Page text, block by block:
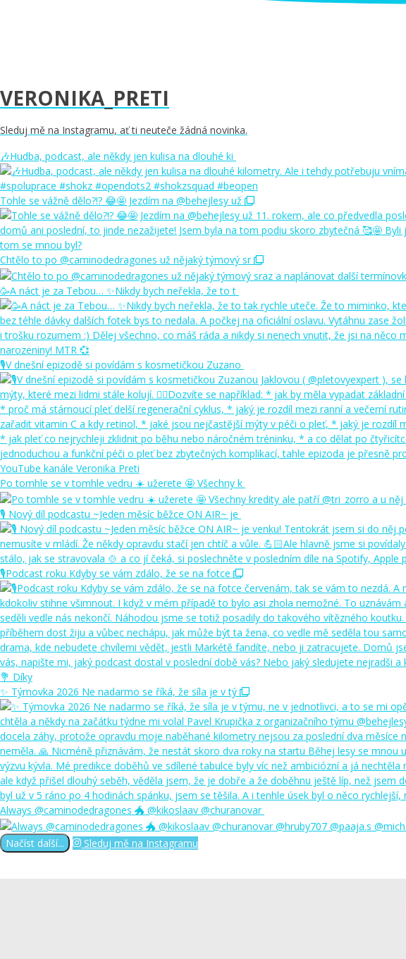
VERONIKA_PRETI
Sleduj mě na Instagramu, ať ti neuteče žádná novinka.
🎶Hudba, podcast, ale někdy jen kulisa na dlouhé ki
Tohle se vážně dělo?!? 😂🤩 Jezdím na @behejlesy už
Chtělo to po @caminodedragones už nějaký týmový sr
🥳A náct je za Tebou… ✨Nikdy bych neřekla, že to t
🎙️V dnešní epizodě si povídám s kosmetičkou Zuzano
Po tomhle se v tomhle vedru ☀️ užerete 🤩 Všechny k
🎙️ Nový díl podcastu ~Jeden měsíc běžce ON AIR~ je
🎙️Podcast roku Kdyby se vám zdálo, že se na fotce
✨ Týmovka 2026 Ne nadarmo se říká, že síla je v tý
Always @caminodedragones 🐲 @kikoslaav @churanovar
Načíst další... Sleduj mě na Instagramu